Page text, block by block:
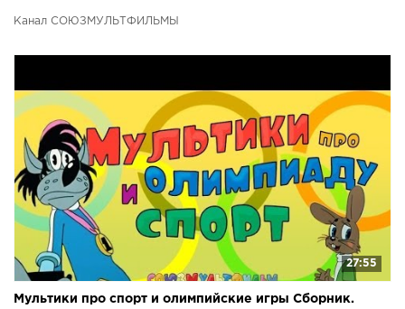
Канал СОЮЗМУЛЬТФИЛЬМЫ
27:55
Мультики про спорт и олимпийские игры Сборник.